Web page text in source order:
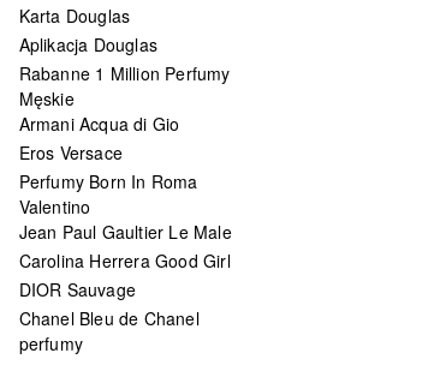
Karta Douglas
Aplikacja Douglas
Rabanne 1 Million Perfumy
Męskie
Armani Acqua di Gio
Eros Versace
Perfumy Born In Roma
Valentino
Jean Paul Gaultier Le Male
Carolina Herrera Good Girl
DIOR Sauvage
Chanel Bleu de Chanel
perfumy